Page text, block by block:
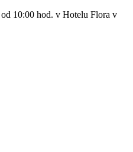
10:00 hod. v Hotelu Flora v